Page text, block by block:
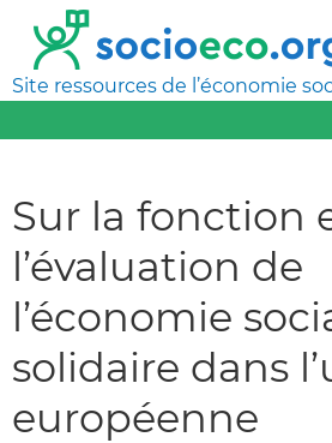
Site ressources de l’économie
Sur la fonction
l’évaluation de
l’économie
solidaire dans
européenne